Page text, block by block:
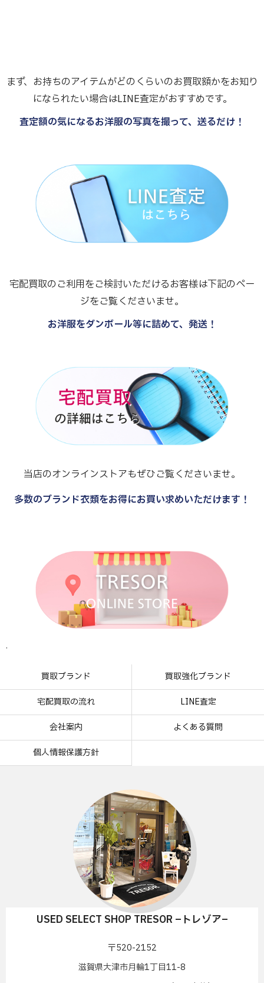
まず、お持ちのアイテムがどのくらいのお買取額かをお知り
になられたい場合はLINE査定がおすすめです。
査定額の気になるお洋服の写真を撮って、送るだけ！
宅配買取のご利用をご検討いただけるお客様は下記のペー
ジをご覧くださいませ。
お洋服をダンボール等に詰めて、発送！
当店のオンラインストアもぜひご覧くださいませ。
多数のブランド衣類をお得にお買い求めいただけます！
.
買取ブランド 買取強化ブランド
宅配買取の流れ LINE査定
会社案内 よくある質問
個人情報保護方針
USED SELECT SHOP TRESOR –トレゾア–
〒520-2152
滋賀県大津市月輪1丁目11-8